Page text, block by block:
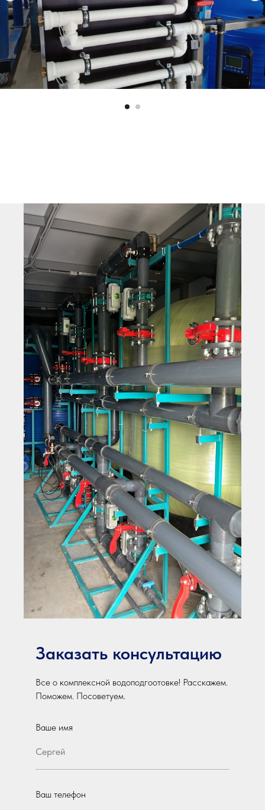
Заказать консультацию
Все о комплексной водоподгоотовке! Расскажем.
Поможем. Посоветуем.
Ваше имя
Ваш телефон